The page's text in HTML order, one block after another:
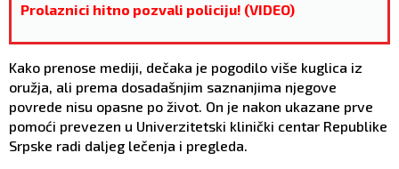
Prolaznici hitno pozvali policiju! (VIDEO)
Kako prenose mediji, dečaka je pogodilo više kuglica iz
oružja, ali prema dosadašnjim saznanjima njegove
povrede nisu opasne po život. On je nakon ukazane prve
pomoći prevezen u Univerzitetski klinički centar Republike
Srpske radi daljeg lečenja i pregleda.